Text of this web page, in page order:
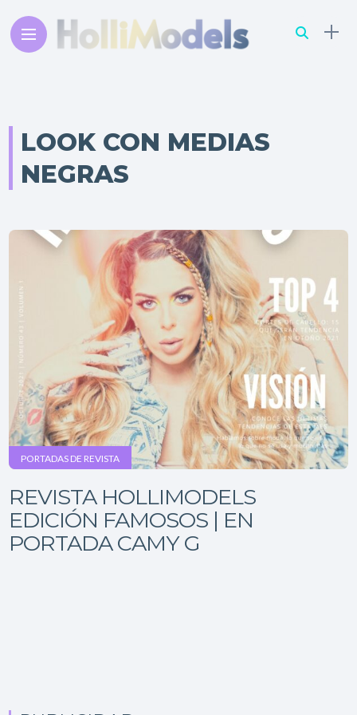
LOOK CON MEDIAS
NEGRAS
PORTADAS DE REVISTA
REVISTA HOLLIMODELS
EDICIÓN FAMOSOS | EN
PORTADA CAMY G